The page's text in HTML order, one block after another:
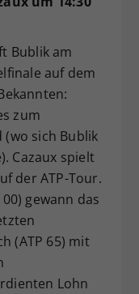
Bublik am
auf dem
zum
(wo sich Bublik
Cazaux spielt
der ATP-Tour.
gewann das
(ATP 65) mit
Lohn